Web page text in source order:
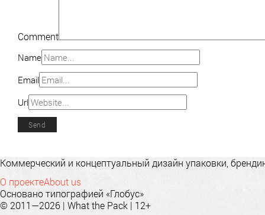
Comment
Name
Email
Url
Коммерческий и концептуальный дизайн упаковки,
О проектеAbout us
Основано типографией «Глобус»
© 2011—2026 | What the Pack | 12+